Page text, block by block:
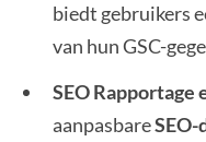
biedt gebruikers
van hun GSC-
SEO Rapportage
aanpasbareSEO-